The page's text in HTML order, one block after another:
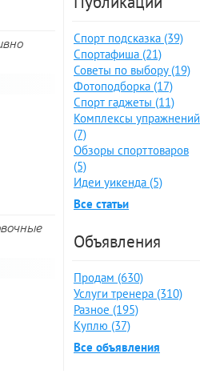
Спорт подсказка (39)
Спортафиша (21)
Советы по выбору (19)
Фотоподборка (17)
Спорт гаджеты (11)
Комплексы упражнений
(7)
Обзоры спорттоваров
(5)
Идеи уикенда (5)
Все статьи
Объявления
Продам (630)
Услуги тренера (310)
Разное (195)
Куплю (37)
Все объявления